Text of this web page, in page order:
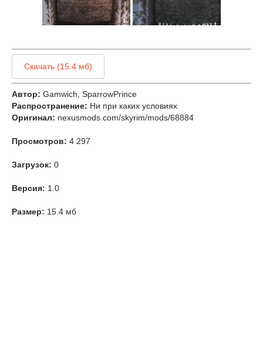
Скачать (15.4 мб)
Автор: Gamwich, SparrowPrince
Распространение: Ни при каких условиях
Оригинал: nexusmods.com/skyrim/mods/68884
Просмотров: 4 297
Загрузок: 0
Версия: 1.0
Размер: 15.4 мб